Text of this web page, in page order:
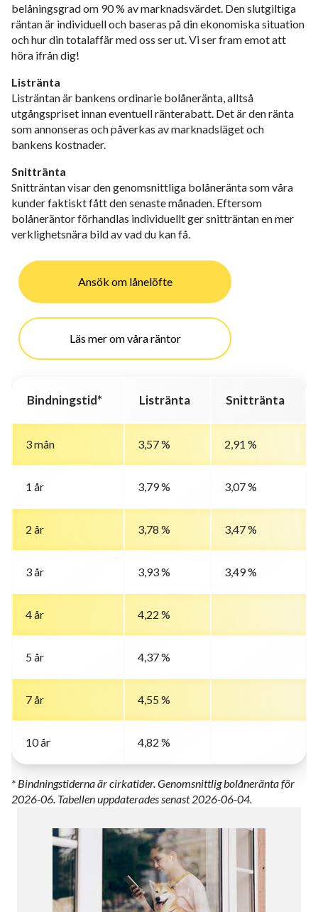
belåningsgrad om 90 % av marknadsvärdet. Den slutgiltiga
räntan är individuell och baseras på din ekonomiska situation
och hur din totalaffär med oss ser ut. Vi ser fram emot att
höra ifrån dig!
Listränta
Listräntan är bankens ordinarie bolåneränta, alltså
utgångspriset innan eventuell ränterabatt. Det är den ränta
som annonseras och påverkas av marknadsläget och
bankens kostnader.
Snittränta
Snitträntan visar den genomsnittliga bolåneränta som våra
kunder faktiskt fått den senaste månaden. Eftersom
bolåneräntor förhandlas individuellt ger snitträntan en mer
verklighetsnära bild av vad du kan få.
Ansök om lånelöfte
Läs mer om våra räntor
Bindningstid* Listränta Snittränta
3 mån 3,57 % 2,91 %
1 år 3,79 % 3,07 %
2 år 3,78 % 3,47 %
3 år 3,93 % 3,49 %
4 år 4,22 %
5 år 4,37 %
7 år 4,55 %
10 år 4,82 %
* Bindningstiderna är cirkatider. Genomsnittlig bolåneränta för
2026-06. Tabellen uppdaterades senast 2026-06-04.